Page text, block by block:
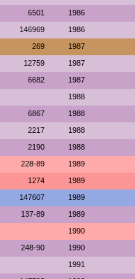
6501 1986
146969 1986
269 1987
12759 1987
6682 1987
1988
6867 1988
2217 1988
2190 1988
228-89 1989
1274 1989
147607 1989
137-89 1989
1990
248-90 1990
1991